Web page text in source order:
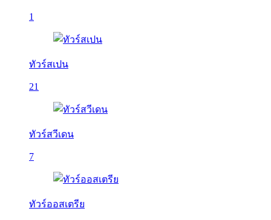
1
ทัวร์สเปน
21
ทัวร์สวีเดน
7
ทัวร์ออสเตรีย